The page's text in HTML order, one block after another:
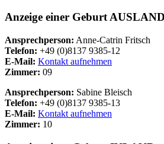
Anzeige einer Geburt AUSLAND
Ansprechperson: Anne-Catrin Fritsch
Telefon: +49 (0)8137 9385-12
E-Mail: Kontakt aufnehmen
Zimmer: 09
Ansprechperson: Sabine Bleisch
Telefon: +49 (0)8137 9385-13
E-Mail: Kontakt aufnehmen
Zimmer: 10